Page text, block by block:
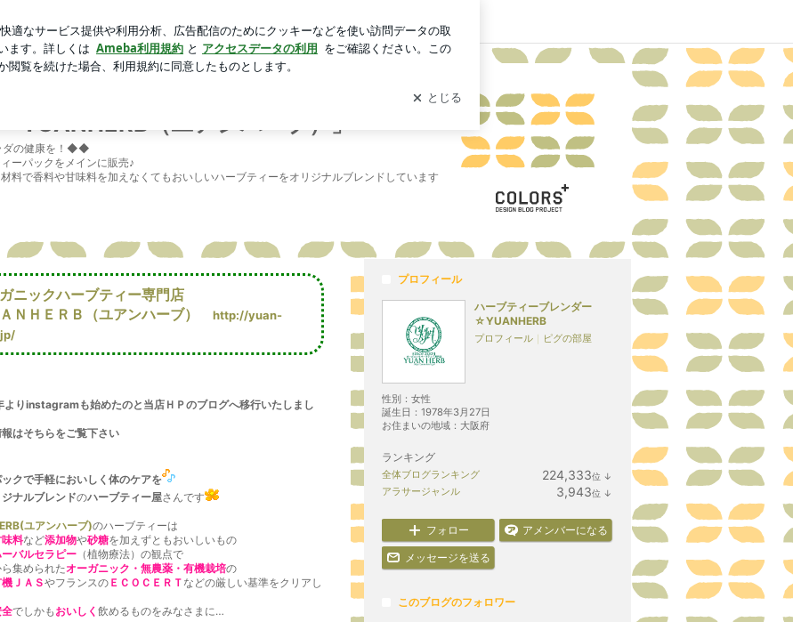
（ユアンハーブ）」
だランチ ログイン
ックハーブティー専門
（ユアンハーブ）」
ダの健康を！◆◆
ーパックをメインに販売♪
料で香料や甘味料を加えなくてもおいしいハーブティーをオリジナルブレンドしています
ニックハーブティー専門店
ＮＨＥＲＢ（ユアンハーブ）
http://yuan-
りinstagramも始めたのと当店ＨＰのブログへ移行いたしまし
はそちらをご覧下さい
クで手軽においしく体のケアを
ナルブレンドのハーブティー屋さんです
ユアンハーブ)のハーブティーは
料など添加物や砂糖を加えずともおいしいもの
バルセラピー （植物療法）の観点で
集められたオーガニック・無農薬・有機栽培の
ＪＡＳやフランスの ＥＣＯＣＥＲＴ などの厳しい基準をクリアし
でしかも おいしく 飲めるものをみなさまに…
プロフィール
ハーブティーブレンダー
☆YUANHERB
プロフィール ｜ ピグの部屋
性別： 女性
誕生日： 1978年3月27日
お住まいの地域： 大阪府
ランキング
全体ブログランキング 224,333位 ↓
アラサージャンル 3,943位 ↓
フォロー アメンバーになる
メッセージを送る
このブログのフォロワー